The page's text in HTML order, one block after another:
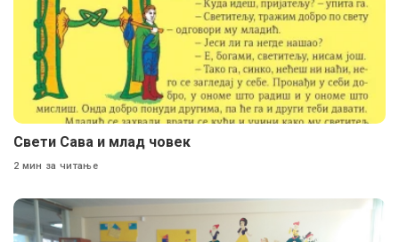
Свети Сава и млад човек
2 мин за читање